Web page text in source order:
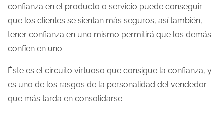
confianza en el producto o servicio puede conseguir
que los clientes se sientan más seguros, así también,
tener confianza en uno mismo permitirá que los demás
confíen en uno.
Éste es el circuito virtuoso que consigue la confianza, y
es uno de los rasgos de la personalidad del vendedor
que más tarda en consolidarse.